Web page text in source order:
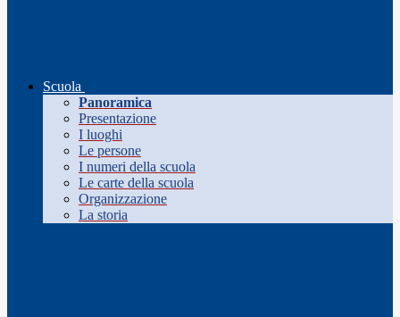
Scuola
Panoramica
Presentazione
I luoghi
Le persone
I numeri della scuola
Le carte della scuola
Organizzazione
La storia